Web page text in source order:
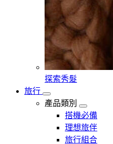
探索秀髮
旅行
產品類別
搭機必備
理想旅伴
旅行組合